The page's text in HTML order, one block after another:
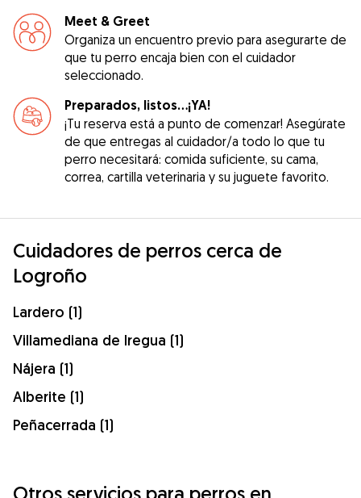
Meet & Greet
Organiza un encuentro previo para asegurarte de
que tu perro encaja bien con el cuidador
seleccionado.
Preparados, listos...¡YA!
¡Tu reserva está a punto de comenzar! Asegúrate
de que entregas al cuidador/a todo lo que tu
perro necesitará: comida suficiente, su cama,
correa, cartilla veterinaria y su juguete favorito.
Cuidadores de perros cerca de
Logroño
Lardero (1)
Villamediana de Iregua (1)
Nájera (1)
Alberite (1)
Peñacerrada (1)
Otros servicios para perros en